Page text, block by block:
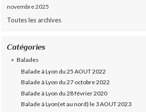
novembre 2025
Toutes les archives
Catégories
Balades
Balade à Lyon du 25 AOUT 2022
Balade à Lyon du 27 octobre 2022
Balade à Lyon du 28 février 2020
Balade à Lyon(et au nord) le 3 AOUT 2023